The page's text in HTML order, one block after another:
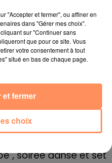
pour 2023 !
"Fête du vin"
invité de
soirée danse et set
"Accepter et fermer", ou affiner en
dans "Gérer mes choix".
sur "Continuer sans
que pour ce site. Vous
votre consentement à tout
situé en bas de chaque page.
choix
et fermer